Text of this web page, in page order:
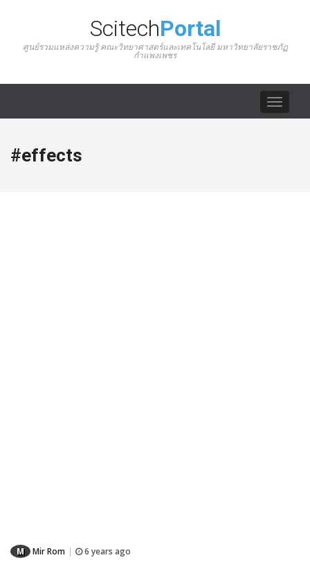
ScitechPortal
ศูนย์รวมแหล่งความรู้ คณะวิทยาศาสตร์และเทคโนโลยี มหาวิทยาลัยราชภัฏ
กำแพงเพชร
Toggle
#effects
M Mir Rom 6 years ago